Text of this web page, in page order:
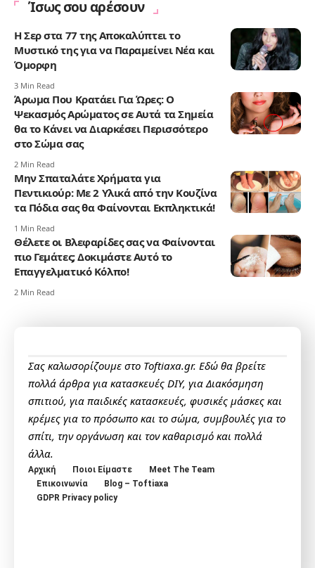
Ίσως σου αρέσουν
Η Σερ στα 77 της Αποκαλύπτει το
Μυστικό της για να Παραμείνει Νέα και
Όμορφη
3 Min Read
Άρωμα Που Κρατάει Για Ώρες: Ο
Ψεκασμός Αρώματος σε Αυτά τα Σημεία
θα το Κάνει να Διαρκέσει Περισσότερο
στο Σώμα σας
2 Min Read
Μην Σπαταλάτε Χρήματα για
Πεντικιούρ: Με 2 Υλικά από την Κουζίνα
τα Πόδια σας θα Φαίνονται Εκπληκτικά!
1 Min Read
Θέλετε οι Βλεφαρίδες σας να Φαίνονται
πιο Γεμάτες; Δοκιμάστε Αυτό το
Επαγγελματικό Κόλπο!
2 Min Read
Σας καλωσορίζουμε στο Toftiaxa.gr. Εδώ θα βρείτε
πολλά άρθρα για κατασκευές DIY, για Διακόσμηση
σπιτιού, για παιδικές κατασκευές, φυσικές μάσκες και
κρέμες για το πρόσωπο και το σώμα, συμβουλές για το
σπίτι, την οργάνωση και τον καθαρισμό και πολλά
άλλα.
Αρχική Ποιοι Είμαστε
Meet The Team
Επικοινωνία
Blog – Toftiaxa
GDPR Privacy policy